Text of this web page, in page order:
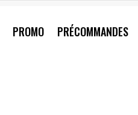
PROMO PRÉCOMMANDES